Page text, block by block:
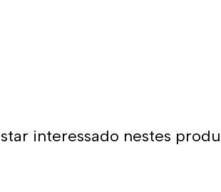
com alças finas, sugerimos
interessado nestes